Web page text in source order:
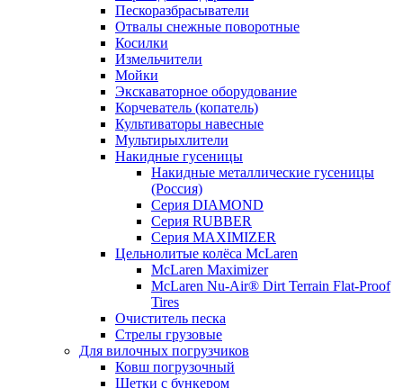
Пескоразбрасыватели
Отвалы снежные поворотные
Косилки
Измельчители
Мойки
Экскаваторное оборудование
Корчеватель (копатель)
Культиваторы навесные
Мультирыхлители
Накидные гусеницы
Накидные металлические гусеницы
(Россия)
Серия DIAMOND
Серия RUBBER
Серия MAXIMIZER
Цельнолитые колёса McLaren
McLaren Maximizer
MсLaren Nu-Air® Dirt Terrain Flat-Proof
Tires
Очиститель песка
Стрелы грузовые
Для вилочных погрузчиков
Ковш погрузочный
Щетки с бункером